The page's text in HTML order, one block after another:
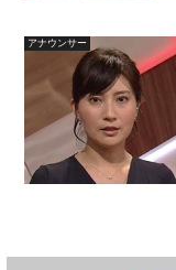
アナウンサー